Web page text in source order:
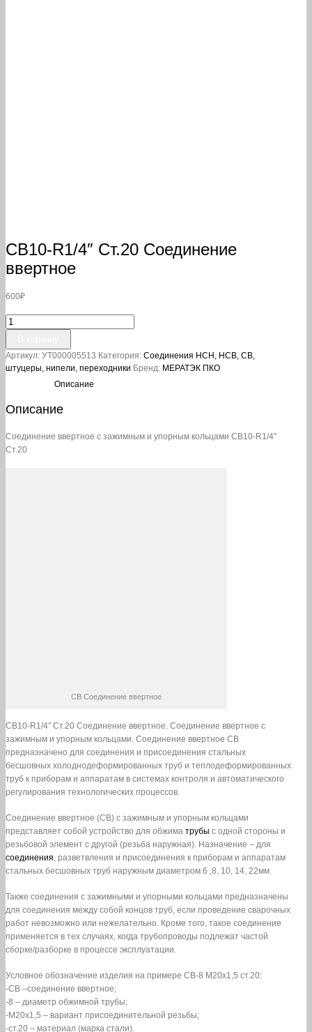
СВ10-R1/4″ Ст.20 Соединение
ввертное
600₽
Количество
товара
СВ10-
R1/4"
Ст.20
Соединение
Артикул: УТ000005513 Категория: Соединения НСН, НСВ, СВ,
штуцеры, нипели, переходники Бренд: МЕРАТЭК ПКО
Описание
Описание
Соединение ввертное с зажимным и упорным кольцами СВ10-R1/4″
Ст.20
СВ Соединение ввертное
СВ10-R1/4″ Ст.20 Соединение ввертное. Соединение ввертное с
зажимным и упорным кольцами. Соединение ввертное СВ
предназначено для соединения и присоединения стальных
бесшовных холоднодеформированных труб и теплодеформированных
труб к приборам и аппаратам в системах контроля и автоматического
регулирования технологических процессов.
Соединение ввертное (СВ) с зажимным и упорным кольцами
представляет собой устройство для обжима трубы с одной стороны и
резьбовой элемент с другой (резьба наружная). Назначение – для
соединения, разветвления и присоединения к приборам и аппаратам
стальных бесшовных труб наружным диаметром 6 ,8, 10, 14, 22мм.
Также соединения с зажимными и упорными кольцами предназначены
для соединения между собой концов труб, если проведение сварочных
работ невозможно или нежелательно. Кроме того, такое соединение
применяется в тех случаях, когда трубопроводы подлежат частой
сборке/разборке в процессе эксплуатации.
Условное обозначение изделия на примере СВ-8 М20х1,5 ст.20:
-СВ –соединение ввертное;
-8 – диаметр обжимной трубы;
-М20х1,5 – вариант присоединительной резьбы;
-ст.20 – материал (марка стали).